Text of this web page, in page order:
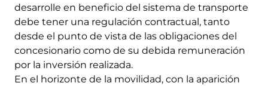
desarrolle en beneficio del sistema de transporte
debe tener una regulación contractual, tanto
desde el punto de vista de las obligaciones del
concesionario como de su debida remuneración
por la inversión realizada.
En el horizonte de la movilidad, con la aparición